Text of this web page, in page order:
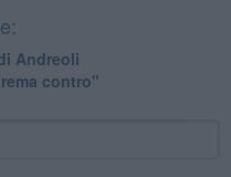
Andreoli
contro"